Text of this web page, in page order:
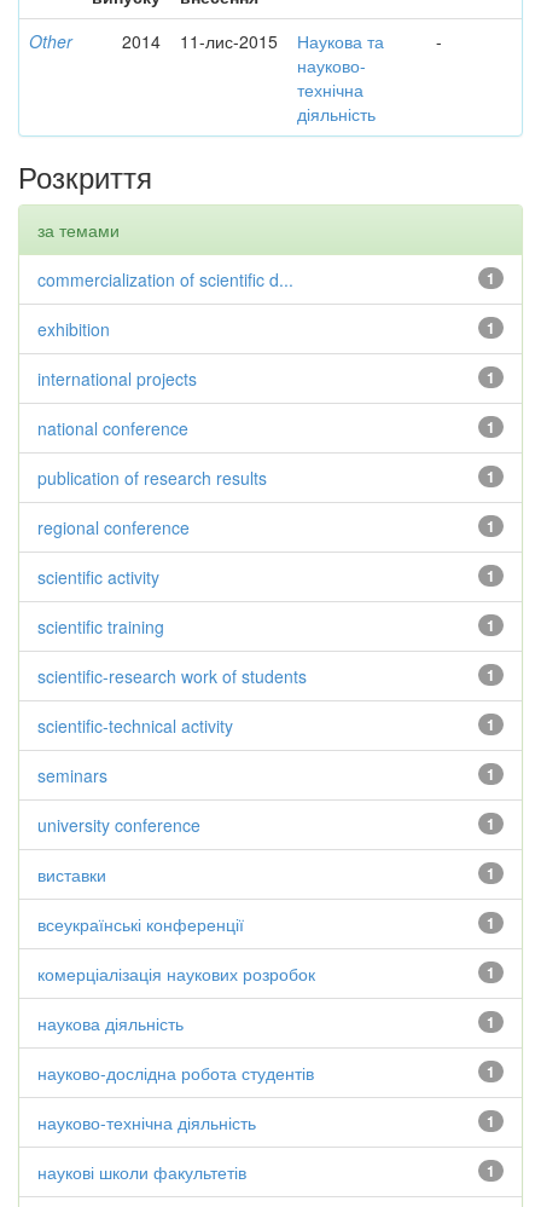
Other 2014 11-лис-2015
Наукова та
науково-
технічна
діяльність
-
Розкриття
за темами
1
commercialization of scientific d...
1
exhibition
1
international projects
1
national conference
1
publication of research results
1
regional conference
1
scientific activity
1
scientific training
1
scientific-research work of students
1
scientific-technical activity
1
seminars
1
university conference
1
виставки
1
всеукраїнські конференції
1
комерціалізація наукових розробок
1
наукова діяльність
1
науково-дослідна робота студентів
1
науково-технічна діяльність
1
наукові школи факультетів